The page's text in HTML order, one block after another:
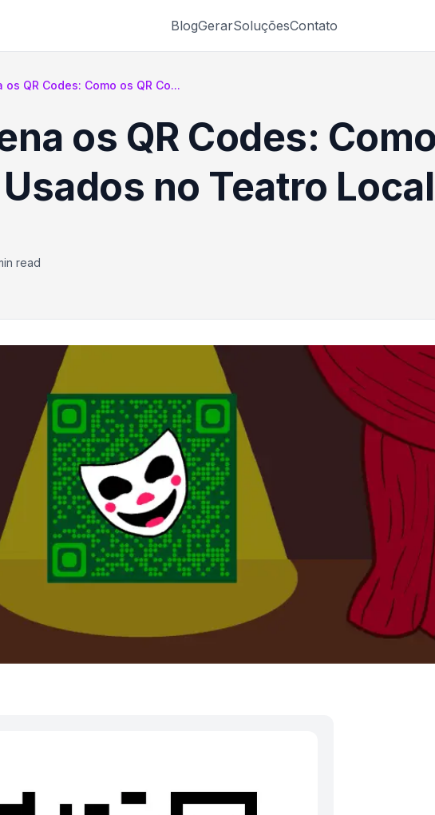
BlogGerarSoluçõesContato
os QR Codes: Como os QR Co...
os QR Codes:
no Teatro Local
read